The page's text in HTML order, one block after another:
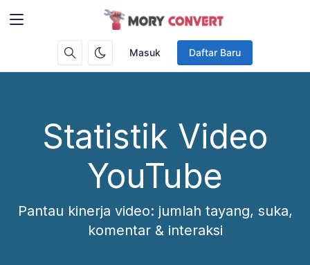
Masuk Daftar Baru
Statistik Video
YouTube
Pantau kinerja video: jumlah tayang, suka,
komentar & interaksi